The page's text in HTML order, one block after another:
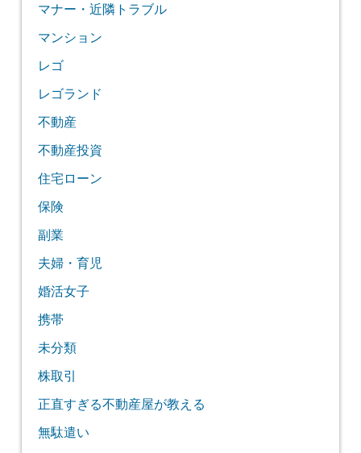
マナー・近隣トラブル
マンション
レゴ
レゴランド
不動産
不動産投資
住宅ローン
保険
副業
夫婦・育児
婚活女子
携帯
未分類
株取引
正直すぎる不動産屋が教える
無駄遣い